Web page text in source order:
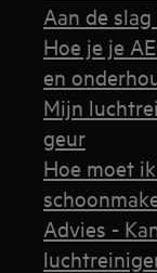
Aan de
Hoe je je
en
Mijn
geur
Hoe moet
Advies -